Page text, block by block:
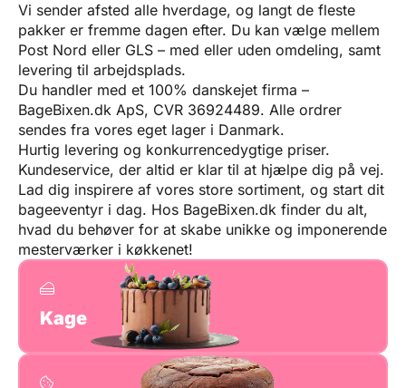
Vi sender afsted alle hverdage, og langt de fleste
pakker er fremme dagen efter. Du kan vælge mellem
Post Nord eller GLS – med eller uden omdeling, samt
levering til arbejdsplads.
Du handler med et 100% danskejet firma –
BageBixen.dk ApS, CVR 36924489. Alle ordrer
sendes fra vores eget lager i Danmark.
Hurtig levering og konkurrencedygtige priser.
Kundeservice, der altid er klar til at hjælpe dig på vej.
Lad dig inspirere af vores store sortiment, og start dit
bageeventyr i dag. Hos BageBixen.dk finder du alt,
hvad du behøver for at skabe unikke og imponerende
mesterværker i køkkenet!
Kage